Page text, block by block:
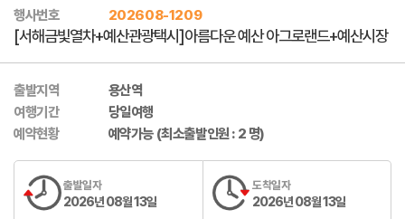
행사번호 202608-1209
[서해금빛열차+예산관광택시]아름다운 예산 아그로랜드+예산시장
출발지역
용산역
여행기간
당일여행
예약현황
예약가능 (최소출발인원 : 2 명)
출발일자
2026년 08월 13일
도착일자
2026년 08월 13일